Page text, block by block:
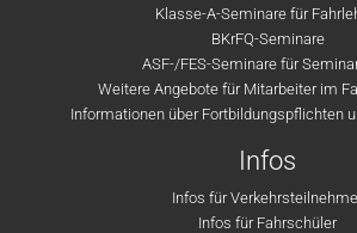
Klasse-A-Seminare für
BKrFQ-Seminare
ASF-/FES-Seminare für
Weitere Angebote für Mitarbeiter im
Informationen über Fortbildungspflichten
Infos
Infos für
Infos für Fahrschüler